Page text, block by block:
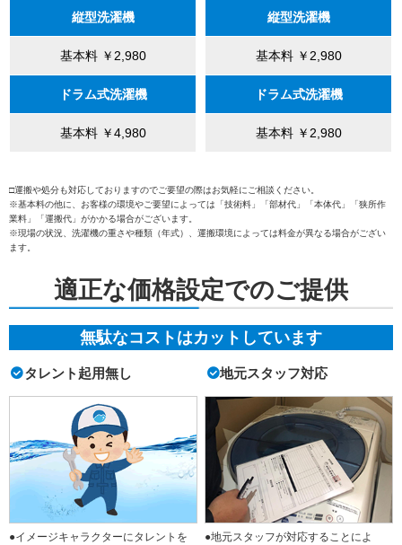
縦型洗濯機
基本料 ￥2,980
ドラム式洗濯機
基本料 ￥4,980
縦型洗濯機
基本料 ￥2,980
ドラム式洗濯機
基本料 ￥2,980
□運搬や処分も対応しておりますのでご要望の際はお気軽にご相談ください。
※基本料の他に、お客様の環境やご要望によっては「技術料」「部材代」「本体代」「狭所作
業料」「運搬代」がかかる場合がございます。
※現場の状況、洗濯機の重さや種類（年式）、運搬環境によっては料金が異なる場合がござい
ます。
適正な価格設定でのご提供
無駄なコストはカットしています
タレント起用無し
●イメージキャラクターにタレントを
地元スタッフ対応
●地元スタッフが対応することによ